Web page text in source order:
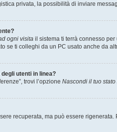
privata, la possibilità di inviare
ogni visita il sistema ti terrà connesso
se ti colleghi da un PC usato anche da
utenti in linea?
trovi l’opzione Nascondi il tuo
recuperata, ma può essere